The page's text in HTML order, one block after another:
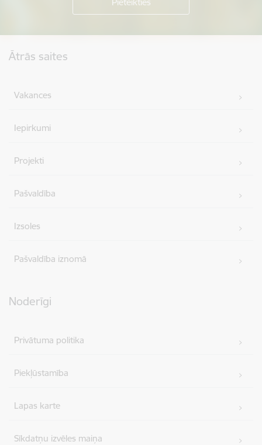
Ātrās saites
Vakances
Iepirkumi
Projekti
Pašvaldība
Izsoles
Pašvaldība iznomā
Noderīgi
Privātuma politika
Piekļūstamība
Lapas karte
Sīkdatņu izvēles maiņa